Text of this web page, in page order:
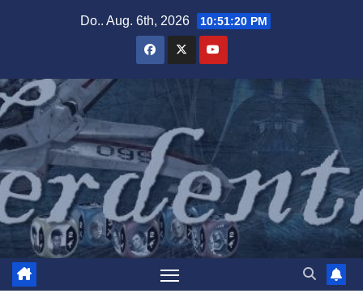
Do.. Aug. 6th, 2026 10:51:21 PM